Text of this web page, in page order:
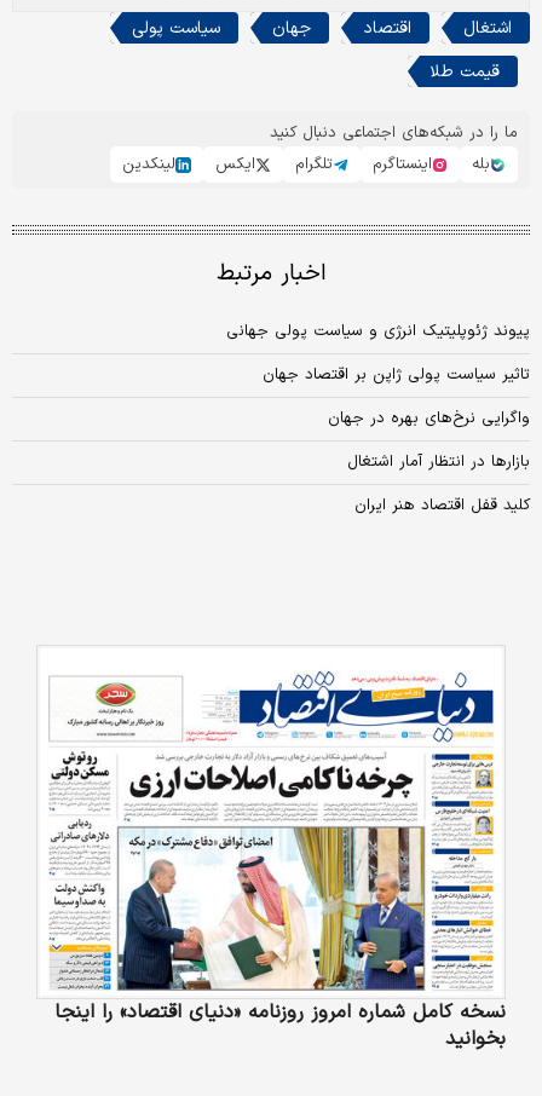
اشتغال اقتصاد جهان
سیاست پولی
قیمت طلا
ما را در شبکه‌های اجتماعی دنبال کنید
بله
اینستاگرم تلگرام ایکس لینکدین
اخبار مرتبط
پیوند ژئوپلیتیک انرژی و سیاست پولی جهانی
تاثیر سیاست پولی ژاپن بر اقتصاد جهان
واگرایی نرخ‌های بهره در جهان
بازارها در انتظار آمار اشتغال
کلید قفل اقتصاد هنر ایران
نسخه کامل شماره امروز روزنامه «دنیای‌ اقتصاد» را اینجا
بخوانید